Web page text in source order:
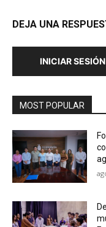
DEJA UNA
INICIAR
MOST POPULAR